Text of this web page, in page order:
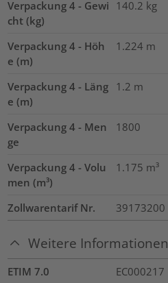
Verpackung 4 - Gewi
cht (kg)
140.2 kg
Verpackung 4 - Höh
e (m)
1.224 m
Verpackung 4 - Läng
e (m)
1.2 m
Verpackung 4 - Men
ge
1800
Verpackung 4 - Volu
men (m³)
1.175 m³
Zollwarentarif Nr. 39173200
Weitere Informationen
ETIM 7.0
EC000217